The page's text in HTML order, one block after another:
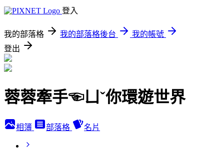
登入
我的部落格 我的部落格後台
我的帳號
登出
蓉蓉牽手☜ㄩˇ你環遊世界
相簿 部落格 名片